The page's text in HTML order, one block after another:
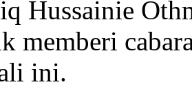
Hussainie
memberi
ini.